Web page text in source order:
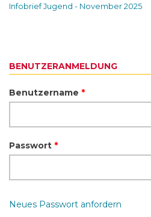
Infobrief Jugend - November 2025
BENUTZERANMELDUNG
Benutzername *
Passwort *
Neues Passwort anfordern